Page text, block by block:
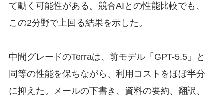
て動く可能性がある。競合AIとの性能比較でも、
この2分野で上回る結果を示した。
中間グレードのTerraは、前モデル「GPT-5.5」と
同等の性能を保ちながら、利用コストをほぼ半分
に抑えた。メールの下書き、資料の要約、翻訳、